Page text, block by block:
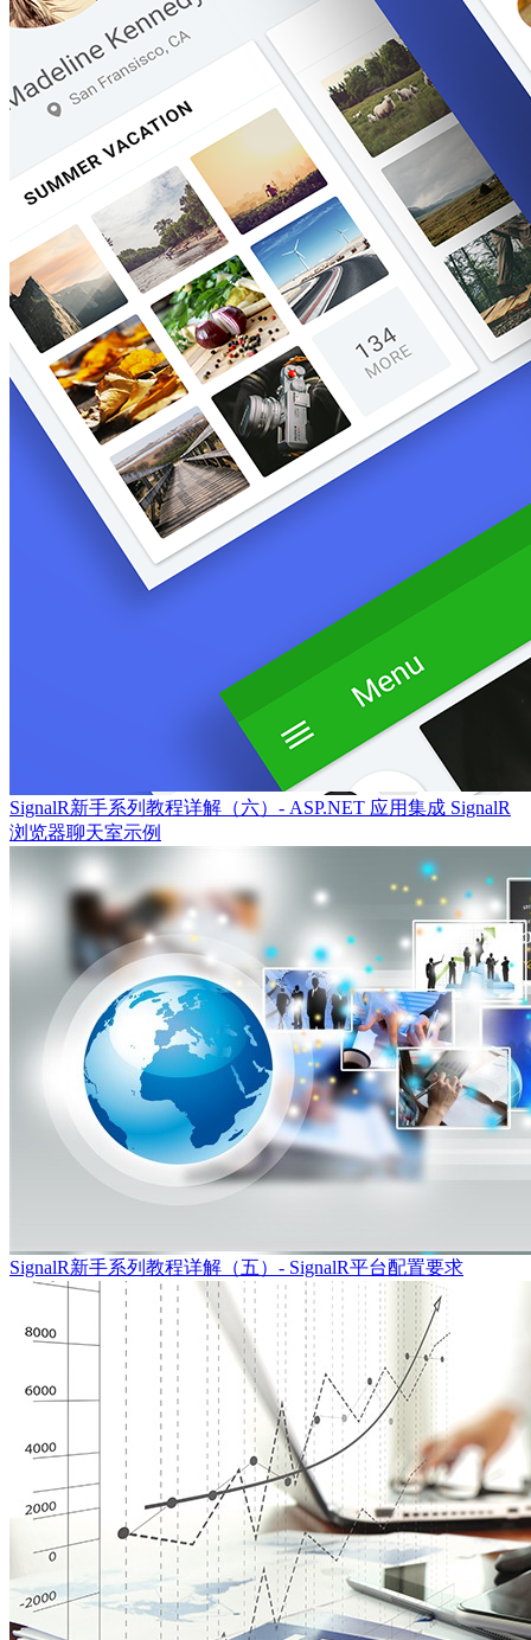
SignalR新手系列教程详解（六）- ASP.NET 应用集成 SignalR
浏览器聊天室示例
SignalR新手系列教程详解（五）- SignalR平台配置要求